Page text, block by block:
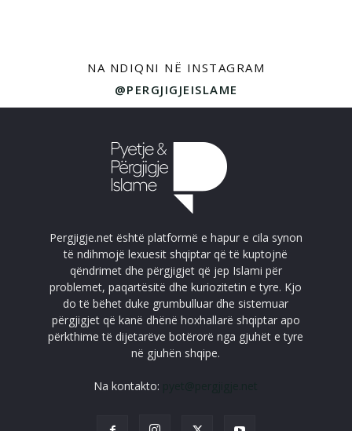
NA NDIQNI NË INSTAGRAM
@PERGJIGJEISLAME
Pergjigje.net është platformë e hapur e cila synon
të ndihmojë lexuesit shqiptar që të kuptojnë
qëndrimet dhe përgjigjet që jep Islami për
problemet, paqartësitë dhe kuriozitetin e tyre. Kjo
do të bëhet duke grumbulluar dhe sistemuar
përgjigjet që kanë dhënë hoxhallarë shqiptar apo
përkthime të dijetarëve botërorë nga gjuhët e tyre
në gjuhën shqipe.
Na kontakto: